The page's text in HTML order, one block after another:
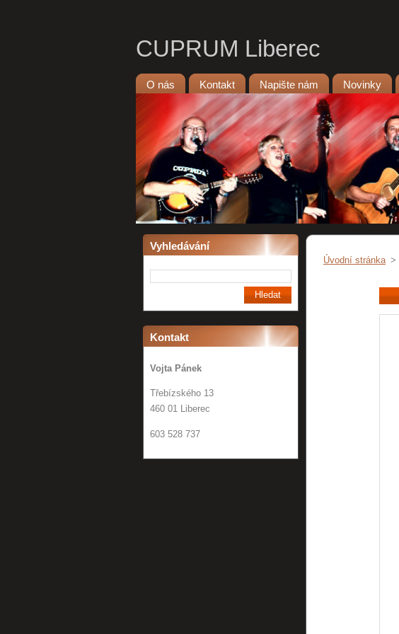
CUPRUM Liberec
O nás Kontakt Napište nám Novinky
Vyhledávání
Kontakt
Vojta Pánek
Třebízského 13
460 01 Liberec
603 528 737
Úvodní stránka >